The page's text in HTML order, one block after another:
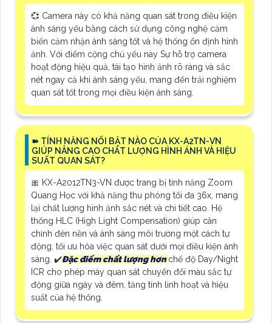
💞 Camera này có khả năng quan sát trong điều kiện
ánh sáng yếu bằng cách sử dụng công nghệ cảm
biến cảm nhận ánh sáng tốt và hệ thống ổn định hình
ảnh. Với điểm cộng chủ yếu này Sự hỗ trợ camera
hoạt động hiệu quả, tái tạo hình ảnh rõ ràng và sắc
nét ngay cả khi ánh sáng yếu, mang đến trải nghiệm
quan sát tốt trong mọi điều kiện ánh sáng.
➽ TÍNH NĂNG NỔI BẬT NÀO CỦA KX-A2TN-VN
GIÚP NÂNG CAO CHẤT LƯỢNG HÌNH ẢNH VÀ HIỆU
SUẤT QUAN SÁT?
🎀 KX-A2012TN3-VN được trang bị tính năng Zoom
Quang Học với khả năng thu phóng tối đa 36x, mang
lại chất lượng hình ảnh sắc nét và chi tiết cao. Hệ
thống HLC (High Light Compensation) giúp cân
chỉnh đèn nền và ánh sáng môi trường một cách tự
động, tối ưu hóa việc quan sát dưới mọi điều kiện ánh
sáng. ✔️Đặc điểm chất lượng hơnchế độ Day/Night
ICR cho phép máy quan sát chuyển đổi màu sắc tự
động giữa ngày và đêm, tăng tính linh hoạt và hiệu
suất của hệ thống.